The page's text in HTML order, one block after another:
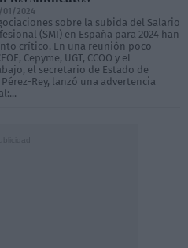
01/2024
sobre la subida del Salario
(SMI) en España para 2024 han
crítico. En una reunión poco
Cepyme, UGT, CCOO y el
el secretario de Estado de
Rey, lanzó una advertencia